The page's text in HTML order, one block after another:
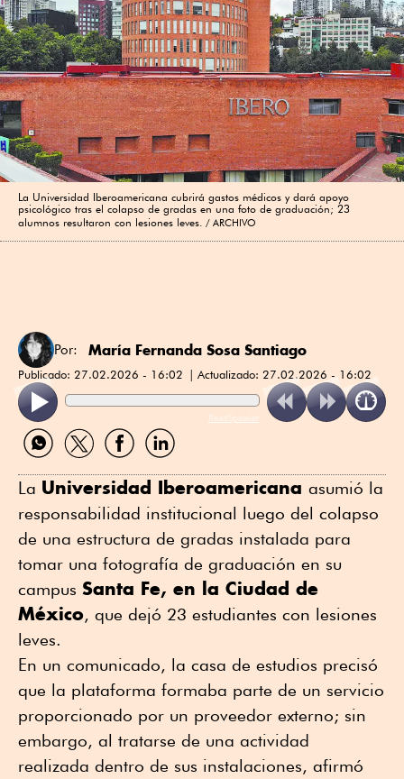
La Universidad Iberoamericana cubrirá gastos médicos y dará apoyo
psicológico tras el colapso de gradas en una foto de graduación; 23
alumnos resultaron con lesiones leves.
ARCHIVO
Por: María Fernanda Sosa Santiago
Publicado: 27.02.2026 - 16:02 Actualizado: 27.02.2026 - 16:02
ReadSpeaker
Compartir
por
Compartir
por
Compartir
por
Compartir
por
La Universidad Iberoamericana asumió la
responsabilidad institucional luego del colapso
de una estructura de gradas instalada para
tomar una fotografía de graduación en su
campus Santa Fe, en la Ciudad de
México, que dejó 23 estudiantes con lesiones
leves.
En un comunicado, la casa de estudios precisó
que la plataforma formaba parte de un servicio
proporcionado por un proveedor externo; sin
embargo, al tratarse de una actividad
realizada dentro de sus instalaciones, afirmó